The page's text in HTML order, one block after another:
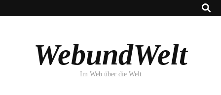
WebundWelt
Im Web über die Welt